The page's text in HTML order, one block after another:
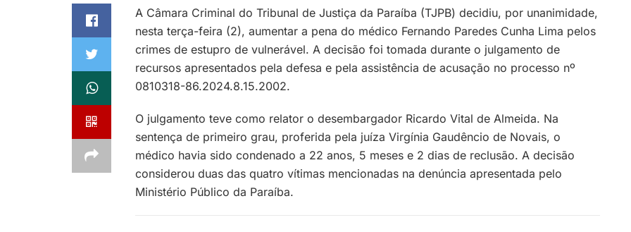
A Câmara Criminal do Tribunal de Justiça da Paraíba (TJPB) decidiu, por unanimidade,
nesta terça-feira (2), aumentar a pena do médico Fernando Paredes Cunha Lima pelos
crimes de estupro de vulnerável. A decisão foi tomada durante o julgamento de
recursos apresentados pela defesa e pela assistência de acusação no processo nº
0810318-86.2024.8.15.2002.
O julgamento teve como relator o desembargador Ricardo Vital de Almeida. Na
sentença de primeiro grau, proferida pela juíza Virgínia Gaudêncio de Novais, o
médico havia sido condenado a 22 anos, 5 meses e 2 dias de reclusão. A decisão
considerou duas das quatro vítimas mencionadas na denúncia apresentada pelo
Ministério Público da Paraíba.